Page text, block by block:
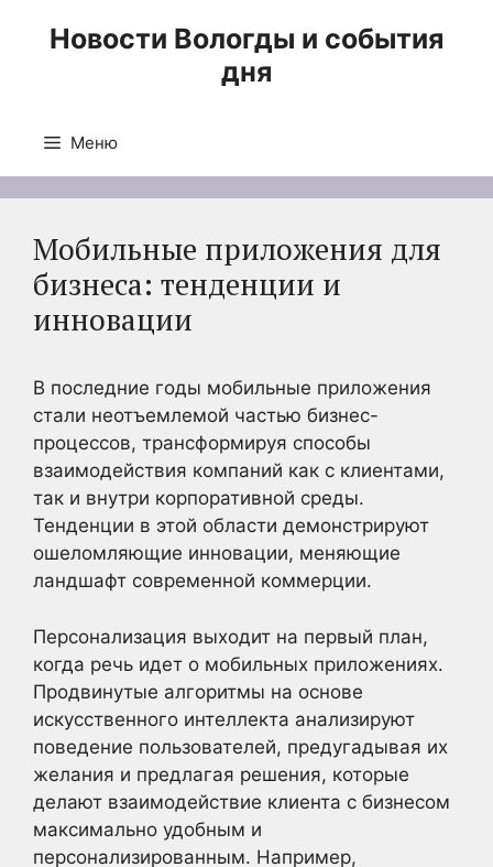
Новости Вологды и события
дня
Меню
Мобильные приложения для
бизнеса: тенденции и
инновации
В последние годы мобильные приложения
стали неотъемлемой частью бизнес-
процессов, трансформируя способы
взаимодействия компаний как с клиентами,
так и внутри корпоративной среды.
Тенденции в этой области демонстрируют
ошеломляющие инновации, меняющие
ландшафт современной коммерции.
Персонализация выходит на первый план,
когда речь идет о мобильных приложениях.
Продвинутые алгоритмы на основе
искусственного интеллекта анализируют
поведение пользователей, предугадывая их
желания и предлагая решения, которые
делают взаимодействие клиента с бизнесом
максимально удобным и
персонализированным. Например,